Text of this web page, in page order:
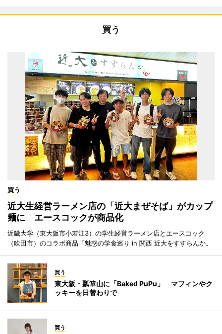
買う
買う
近大生経営ラーメン店の「近大まぜそば」がカップ
麺に エースコックが商品化
近畿大学（東大阪市小若江3）の学生経営ラーメン店とエースコック
（吹田市）のコラボ商品「魅惑の学食巡り in 関西 近大をすすらんか。
買う
東大阪・瓢箪山に「Baked PuPu」 マフィンやク
ッキーを日替わりで
買う